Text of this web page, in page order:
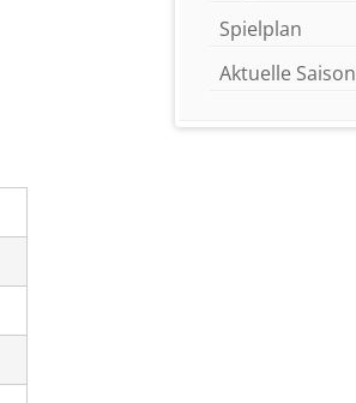
Spielplan
Aktuelle Saison